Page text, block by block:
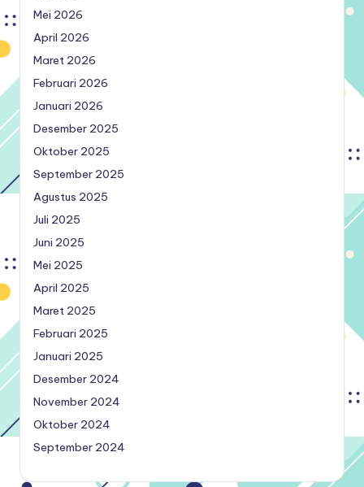
Mei 2026
April 2026
Maret 2026
Februari 2026
Januari 2026
Desember 2025
Oktober 2025
September 2025
Agustus 2025
Juli 2025
Juni 2025
Mei 2025
April 2025
Maret 2025
Februari 2025
Januari 2025
Desember 2024
November 2024
Oktober 2024
September 2024